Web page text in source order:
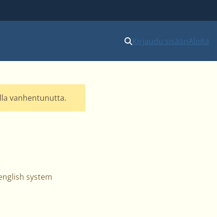
Kirjaudu sisäänAloita
vanhentunutta.
system